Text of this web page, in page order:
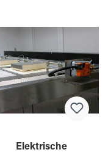
Elektrische